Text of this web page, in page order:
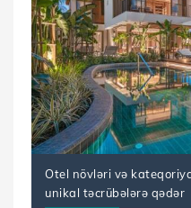
Otel növləri və
unikal təcrübələrə qədər